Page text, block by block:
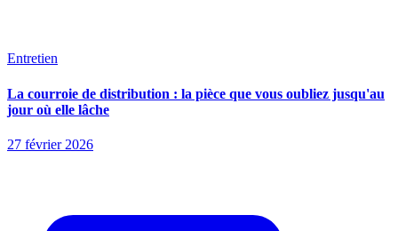
Entretien
La courroie de distribution : la pièce que vous oubliez jusqu'au
jour où elle lâche
27 février 2026